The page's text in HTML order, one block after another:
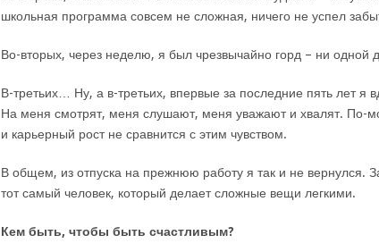
школьная программа совсем не сложная, ничего не успел
Во-вторых, через неделю, я был чрезвычайно горд – ни одной
В-третьих… Ну, а в-третьих, впервые за последние пять лет я
На меня смотрят, меня слушают, меня уважают и хвалят. По-
и карьерный рост не сравнится с этим чувством.
В общем, из отпуска на прежнюю работу я так и не вернулся.
тот самый человек, который делает сложные вещи легкими.
Кем быть, чтобы быть счастливым?